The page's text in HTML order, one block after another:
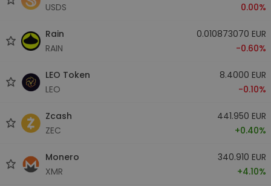
USDS
0.00%
Rain
RAIN
0.010873070 EUR
-0.60%
LEO Token
LEO
8.4000 EUR
-0.10%
Zcash
ZEC
441.950 EUR
+0.40%
Monero
XMR
340.910 EUR
+4.10%